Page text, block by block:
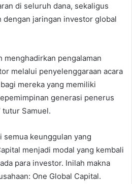
di seluruh dana, sekaligus
dengan jaringan investor global
menghadirkan pengalaman
melalui penyelenggaraan acara
mereka yang memiliki
generasi penerus
tutur Samuel.
semua keunggulan yang
menjadi modal yang kembali
para investor. Inilah makna
One Global Capital.